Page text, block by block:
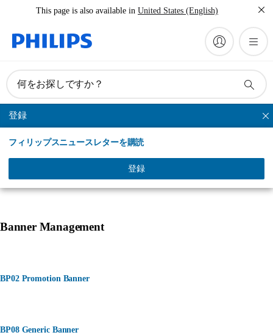
This page is also available in United States (English)
何をお探しですか？
登録
フィリップスニュースレターを購読
登録
替ブラシ
製品一覧 選ばれる理由 使い方 オーラルケアと健康
Banner Management
BP02 Promotion Banner
BP08 Generic Banner